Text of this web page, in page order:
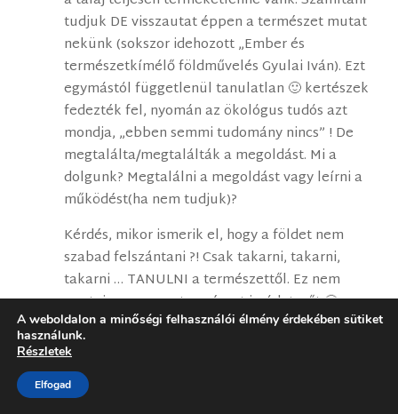
tudjuk DE visszautat éppen a természet mutat
nekünk (sokszor idehozott „Ember és
természetkímélő földművelés Gyulai Iván). Ezt
egymástól függetlenül tanulatlan 🙂 kertészek
fedezték fel, nyomán az ökológus tudós azt
mondja, „ebben semmi tudomány nincs” ! De
megtalálta/megtalálták a megoldást. Mi a
dolgunk? Megtalálni a megoldást vagy leírni a
működést(ha nem tudjuk)?
Kérdés, mikor ismerik el, hogy a földet nem
szabad felszántani ?! Csak takarni, takarni,
takarni … TANULNI a természettől. Ez nem
panteizmus, nem természet-imádat, sőt 🙂
Gergely Erzsébet
közelében
A weboldalon a minőségi felhasználói élmény érdekében sütiket
használunk.
Részletek
Elfogad